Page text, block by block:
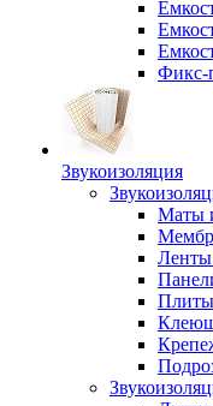
Фикс-
Звукоизоляция
Маты
Ленты